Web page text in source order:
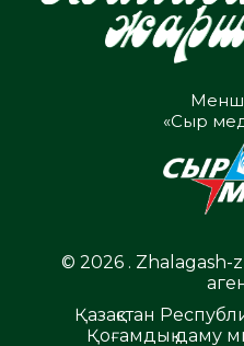
«Сыр
© 2026 . Zhalagash-
Қазақстан
Қоғамдық даму